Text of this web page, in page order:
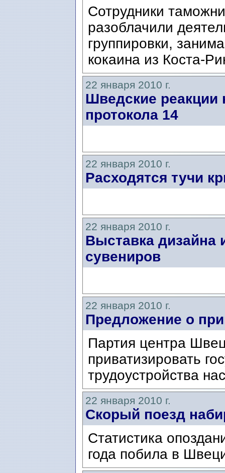
Сотрудники
разоблачили
группировки,
кокаина из Коста-
22 января 2010 г.
Шведские реакции
протокола 14
22 января 2010 г.
Расходятся тучи
22 января 2010 г.
Выставка дизайна
сувениров
22 января 2010 г.
Предложение о
Партия центра
приватизировать
трудоустройства
22 января 2010 г.
Cкорый поезд
Статистика
года побила в